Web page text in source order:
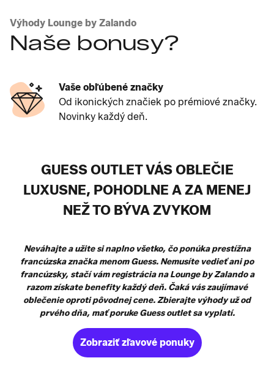
Výhody Lounge by Zalando
Naše bonusy?
Vaše obľúbené značky
Od ikonických značiek po prémiové značky.
Novinky každý deň.
GUESS OUTLET VÁS OBLEČIE
LUXUSNE, POHODLNE A ZA MENEJ
NEŽ TO BÝVA ZVYKOM
Neváhajte a užite si naplno všetko, čo ponúka prestížna
francúzska značka menom Guess. Nemusíte vedieť ani po
francúzsky, stačí vám registrácia na Lounge by Zalando a
razom získate benefity každý deň. Čaká vás zaujímavé
oblečenie oproti pôvodnej cene. Zbierajte výhody už od
prvého dňa, mať poruke Guess outlet sa vyplatí.
Zobraziť zľavové ponuky